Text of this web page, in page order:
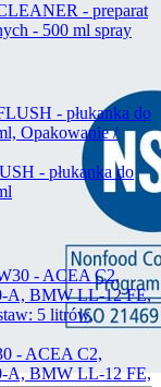
- preparat
- 500 ml spray
- płukanka do
- ACEA C2,
A, BMW LL-12 FE,